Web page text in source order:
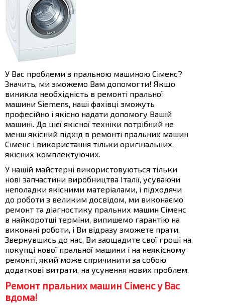
У Вас проблеми з пральною машиною Сіменс?
Значить, ми зможемо Вам допомогти! Якщо
виникла необхідність в ремонті пральної
машини Siemens, наші фахівці зможуть
професійно і якісно надати допомогу Вашій
машині. До цієї якісної техніки потрібний не
менш якісний підхід в ремонті пральних машин
Сіменс і використання тільки оригінальних,
якісних комплектуючих.
У нашій майстерні використовуються тільки
нові запчастини виробництва Італії, усуваючи
неполадки якісними матеріалами, і підходячи
до роботи з великим досвідом, ми виконаємо
ремонт та діагностику пральних машин Сіменс
в найкоротші терміни, випишемо гарантію на
виконані роботи, і Ви відразу зможете прати.
Звернувшись до нас, Ви заощадите свої гроші на
покупці нової пральної машини і на неякісному
ремонті, який може спричинити за собою
додаткові витрати, на усунення нових проблем.
Ремонт пральних машин Сіменс у Вас
вдома!